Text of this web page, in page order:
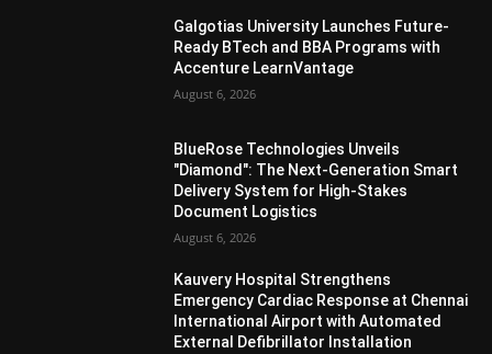
Galgotias University Launches Future-
Ready BTech and BBA Programs with
Accenture LearnVantage
August 6, 2026
BlueRose Technologies Unveils
"Diamond": The Next-Generation Smart
Delivery System for High-Stakes
Document Logistics
August 6, 2026
Kauvery Hospital Strengthens
Emergency Cardiac Response at Chennai
International Airport with Automated
External Defibrillator Installation